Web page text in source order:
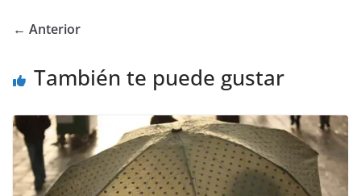
← Anterior
También te puede gustar